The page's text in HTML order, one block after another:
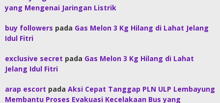
yang Mengenai Jaringan Listrik
buy followers pada Gas Melon 3 Kg Hilang di Lahat Jelang
Idul Fitri
exclusive secret pada Gas Melon 3 Kg Hilang di Lahat
Jelang Idul Fitri
arap escort pada Aksi Cepat Tanggap PLN ULP Lembayung
Membantu Proses Evakuasi Kecelakaan Bus yang